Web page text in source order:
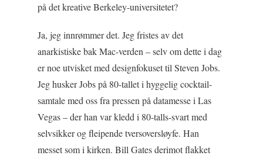
på det kreative Berkeley-universitetet?
Ja, jeg innrømmer det. Jeg fristes av det
anarkistiske bak Mac-verden – selv om dette i dag
er noe utvisket med designfokuset til Steven Jobs.
Jeg husker Jobs på 80-tallet i hyggelig cocktail-
samtale med oss fra pressen på datamesse i Las
Vegas – der han var kledd i 80-talls-svart med
selvsikker og fleipende tversoversløyfe. Han
messet som i kirken. Bill Gates derimot flakket